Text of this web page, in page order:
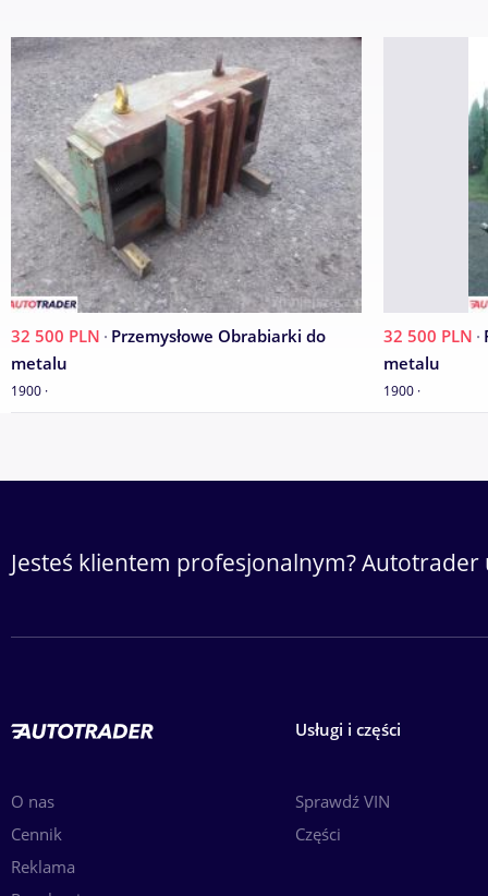
32 500 PLN · Przemysłowe Obrabiarki do
metalu
1900 ·
32 500 PLN ·
metalu
1900 ·
Jesteś klientem profesjonalnym?
O nas
Cennik
Reklama
Usługi i części
Sprawdź VIN
Części